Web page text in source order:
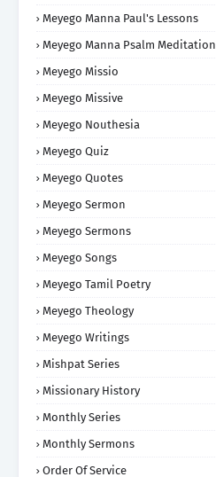
Meyego Manna Paul's Lessons
Meyego Manna Psalm Meditation
Meyego Missio
Meyego Missive
Meyego Nouthesia
Meyego Quiz
Meyego Quotes
Meyego Sermon
Meyego Sermons
Meyego Songs
Meyego Tamil Poetry
Meyego Theology
Meyego Writings
Mishpat Series
Missionary History
Monthly Series
Monthly Sermons
Order Of Service